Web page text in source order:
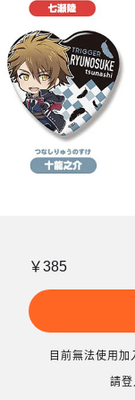
￥385
目前無法使用加
請登